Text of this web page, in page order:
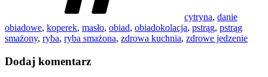
cytryna, danie
obiadowe, koperek, masło, obiad, obiadokolacja, pstrąg, pstrąg
smażony, ryba, ryba smażona, zdrowa kuchnia, zdrowe jedzenie
Dodaj komentarz